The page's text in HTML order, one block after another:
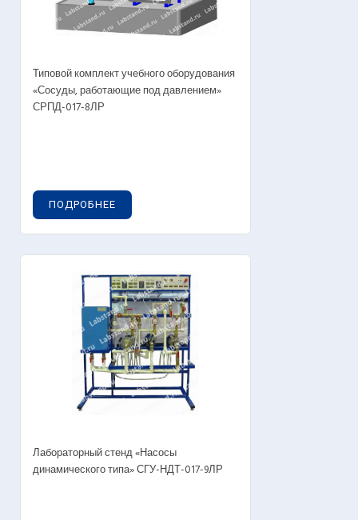
Типовой комплект учебного оборудования
«Сосуды, работающие под давлением»
СРПД-017-8ЛР
ПОДРОБНЕЕ
Лабораторный стенд «Насосы
динамического типа» СГУ-НДТ-017-9ЛР